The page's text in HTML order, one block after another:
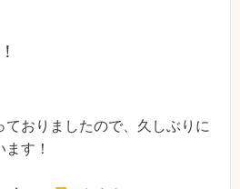
おりましたので、久しぶりに
す！